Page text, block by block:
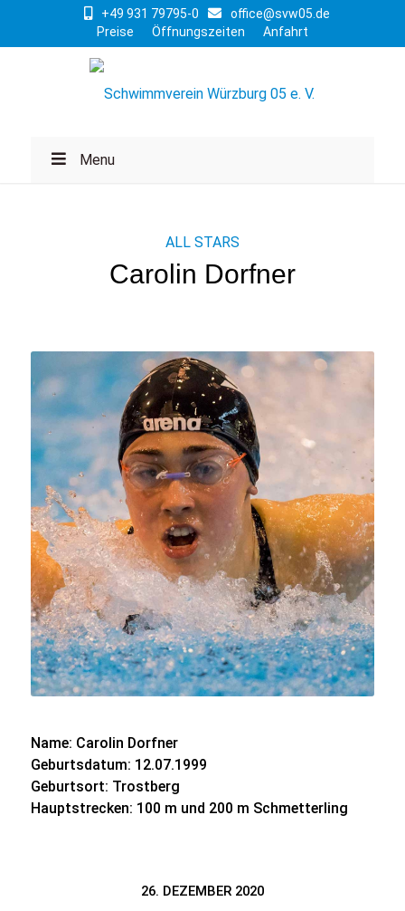
+49 931 79795-0
office@svw05.de
Preise
Öffnungszeiten Anfahrt
Menu
ALL STARS
Carolin Dorfner
Name: Carolin Dorfner
Geburtsdatum: 12.07.1999
Geburtsort: Trostberg
Hauptstrecken: 100 m und 200 m Schmetterling
26. DEZEMBER 2020